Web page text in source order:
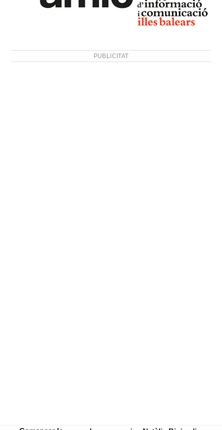
PUBLICITAT